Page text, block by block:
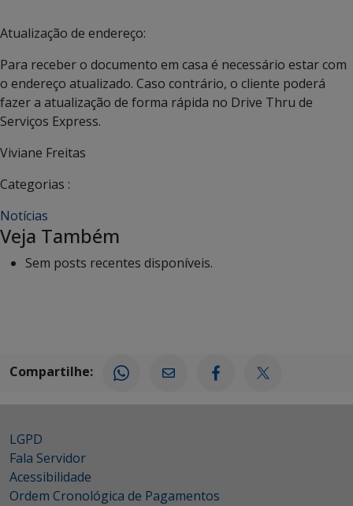
Atualização de endereço:
Para receber o documento em casa é necessário estar com
o endereço atualizado. Caso contrário, o cliente poderá
fazer a atualização de forma rápida no Drive Thru de
Serviços Express.
Viviane Freitas
Categorias :
Notícias
Veja Também
Sem posts recentes disponíveis.
Compartilhe:
LGPD
Fala Servidor
Acessibilidade
Ordem Cronológica de Pagamentos